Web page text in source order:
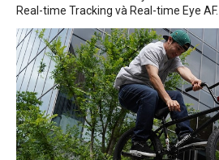
Real-time Tracking và Real-time Eye AF.